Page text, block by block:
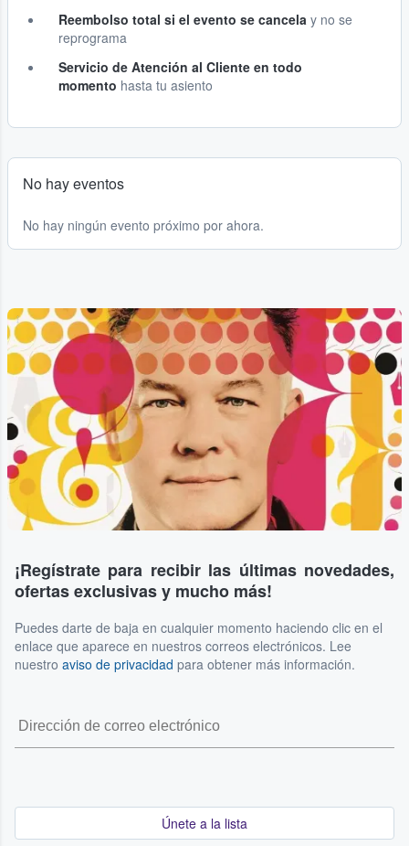
Reembolso total si el evento se cancela y no se
reprograma
Servicio de Atención al Cliente en todo
momento hasta tu asiento
No hay eventos
No hay ningún evento próximo por ahora.
...
¡Regístrate para recibir las últimas novedades,
ofertas exclusivas y mucho más!
Puedes darte de baja en cualquier momento haciendo clic en el
enlace que aparece en nuestros correos electrónicos. Lee
nuestro aviso de privacidad para obtener más información.
Únete a la lista